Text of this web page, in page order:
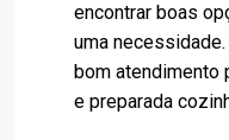
encontrar boas
uma
bom atendimento
e preparada